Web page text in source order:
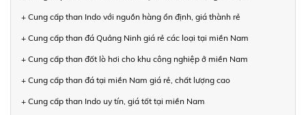
+ Cung cấp than Indo với nguồn hàng ổn định, giá thành rẻ
+ Cung cấp than đá Quảng Ninh giá rẻ các loại tại miền Nam
+ Cung cấp than đốt lò hơi cho khu công nghiệp ở miền Nam
+ Cung cấp than đá tại miền Nam giá rẻ, chất lượng cao
+ Cung cấp than Indo uy tín, giá tốt tại miền Nam